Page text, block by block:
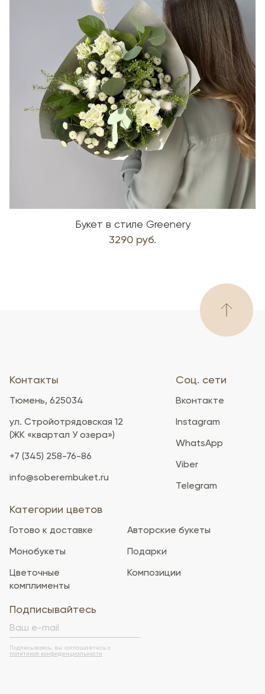
Букет в стиле Greenery
3290 руб.
Контакты
Тюмень, 625034
ул. Стройотрядовская 12
(ЖК «квартал У озера»)
+7 (345) 258-76-86
info@soberembuket.ru
Соц. сети
Вконтакте
Instagram
WhatsApp
Viber
Telegram
Категории цветов
Готово к доставке Авторские букеты
Монобукеты Подарки
Цветочные
комплименты
Композиции
Подписывайтесь
Подписываясь, вы соглашаетесь с
политикой конфиденциальности